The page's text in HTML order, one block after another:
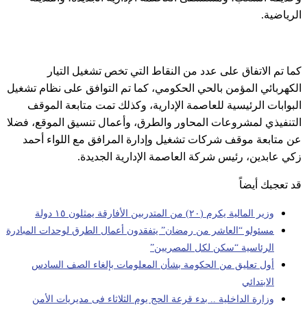
الرياضية.
كما تم الاتفاق على عدد من النقاط التي تخص تشغيل التيار
الكهربائي المؤمن بالحي الحكومي، كما تم التوافق على نظام تشغيل
البوابات الرئيسية للعاصمة الإدارية، وكذلك تمت متابعة الموقف
التنفيذي لمشروعات المحاور والطرق، وأعمال تنسيق الموقع، فضلا
عن متابعة موقف شركات تشغيل وإدارة المرافق مع اللواء أحمد
زكي عابدين، رئيس شركة العاصمة الإدارية الجديدة.
قد تعجبك أيضاً
وزير المالية يكرم (٢٠) من المتدربين الأفارقة يمثلون ١٥ دولة
مسئولو “العاشر من رمضان” يتفقدون أعمال الطرق لوحدات المبادرة
الرئاسية “سكن لكل المصريين”
أول تعليق من الحكومة بشأن المعلومات بإلغاء الصف السادس
الابتدائي
وزارة الداخلية .. بدء قرعة الحج يوم الثلاثاء فى مديريات الأمن